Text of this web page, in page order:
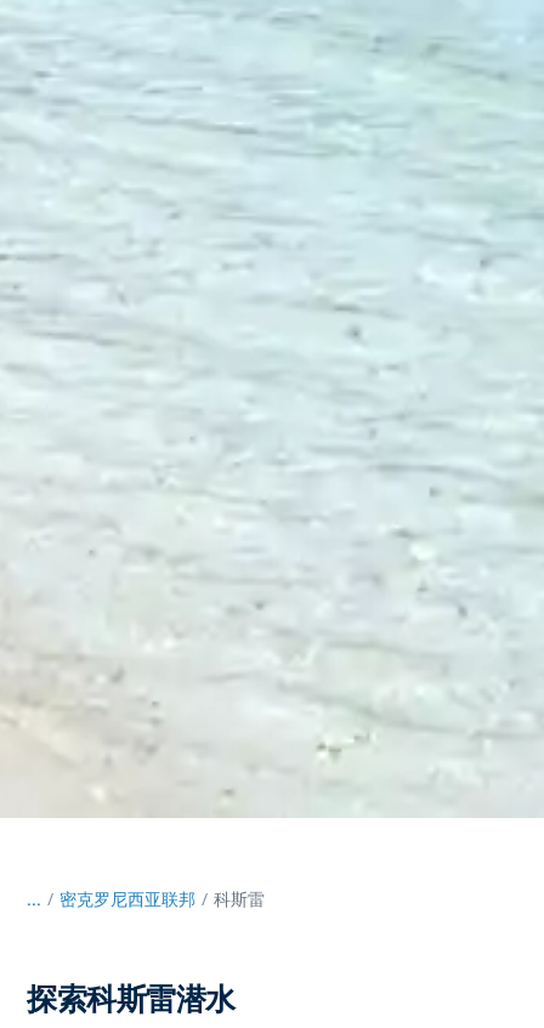
... / 密克罗尼西亚联邦 科斯雷
探索科斯雷潜水